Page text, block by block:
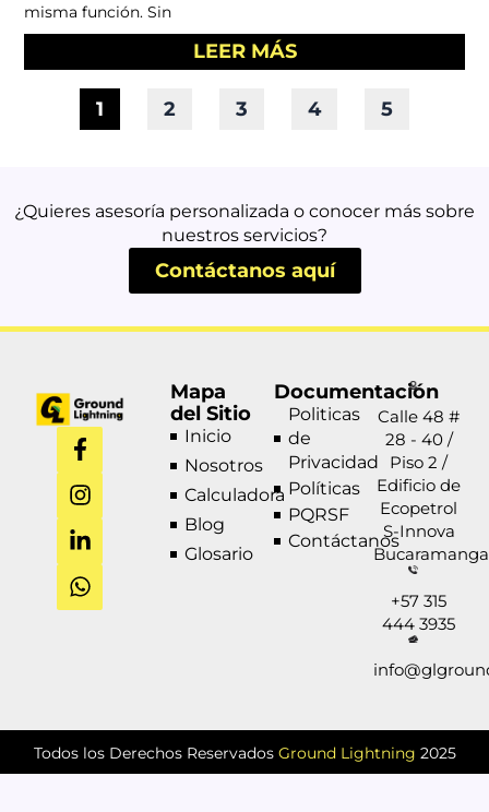
misma función. Sin
LEER MÁS
1 2 3 4 5
¿Quieres asesoría personalizada o conocer más sobre
nuestros servicios?
Contáctanos aquí
F
a
c
e
b
o
o
k
-
I
n
s
t
a
g
r
a
m
L
i
n
k
e
d
i
n
-
W
h
a
t
s
a
p
p
Mapa
del Sitio
Inicio
Nosotros
Calculadora
Blog
Glosario
Documentación
Politicas
de
Privacidad
Políticas
PQRSF
Contáctanos
Calle 48 #
28 - 40 /
Piso 2 /
Edificio de
Ecopetrol
S-Innova
Bucaramanga
+57 315
444 3935
Todos los Derechos Reservados Ground Lightning 2025